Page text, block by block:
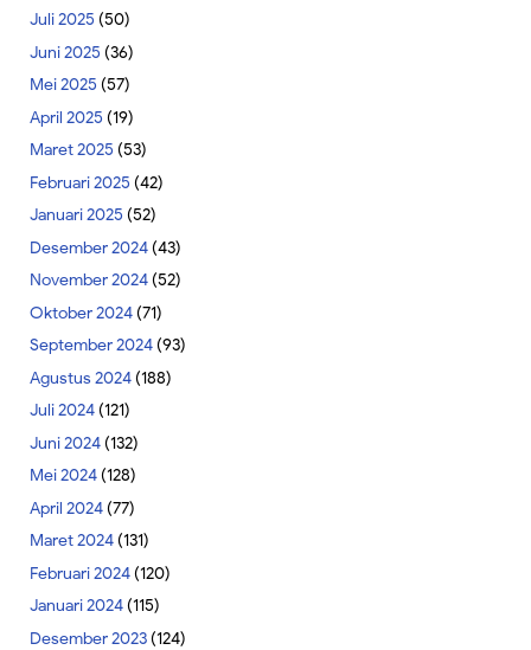
Juli 2025 (50)
Juni 2025 (36)
Mei 2025 (57)
April 2025 (19)
Maret 2025 (53)
Februari 2025 (42)
Januari 2025 (52)
Desember 2024(43)
November 2024(52)
Oktober 2024(71)
September 2024(93)
Agustus 2024(188)
Juli 2024(121)
Juni 2024(132)
Mei 2024(128)
April 2024(77)
Maret 2024(131)
Februari 2024(120)
Januari 2024(115)
Desember 2023(124)